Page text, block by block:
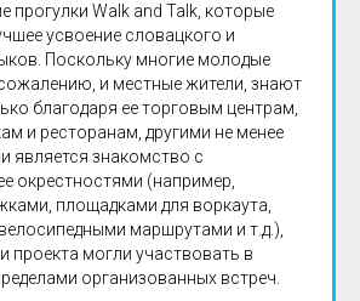
прогулки Walk and Talk, которые
усвоение словацкого и
Поскольку многие молодые
и местные жители, знают
благодаря ее торговым центрам,
и ресторанам, другими не менее
является знакомство с
окрестностями (например,
площадками для воркаута,
маршрутами и т.д.),
проекта могли участвовать в
организованных встреч.